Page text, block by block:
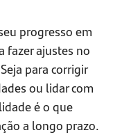
progresso em
fazer ajustes no
para corrigir
ou lidar com
é o que
a longo prazo.